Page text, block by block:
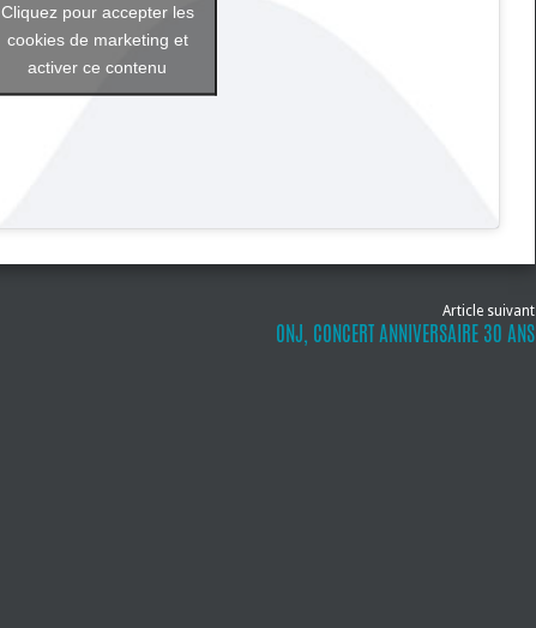
Cliquez pour accepter les
cookies de marketing et
activer ce contenu
Article suivant
ONJ, CONCERT ANNIVERSAIRE 30 ANS